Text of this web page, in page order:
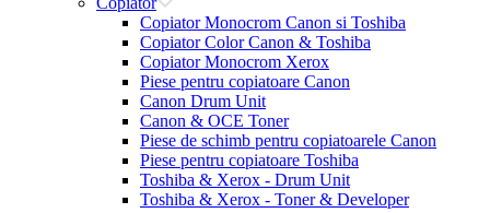
Copiator Monocrom Canon si Toshiba
Copiator Color Canon & Toshiba
Copiator Monocrom Xerox
Piese pentru copiatoare Canon
Canon Drum Unit
Canon & OCE Toner
Piese de schimb pentru copiatoarele Canon
Piese pentru copiatoare Toshiba
Toshiba & Xerox - Drum Unit
Toshiba & Xerox - Toner & Developer